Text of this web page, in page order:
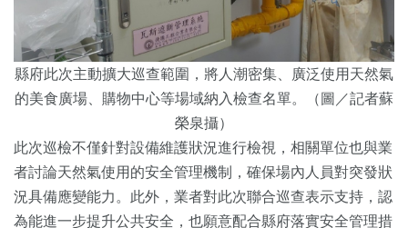
縣府此次主動擴大巡查範圍，將人潮密集、廣泛使用天然氣
的美食廣場、購物中心等場域納入檢查名單。（圖／記者蘇
榮泉攝）
此次巡檢不僅針對設備維護狀況進行檢視，相關單位也與業
者討論天然氣使用的安全管理機制，確保場內人員對突發狀
況具備應變能力。此外，業者對此次聯合巡查表示支持，認
為能進一步提升公共安全，也願意配合縣府落實安全管理措